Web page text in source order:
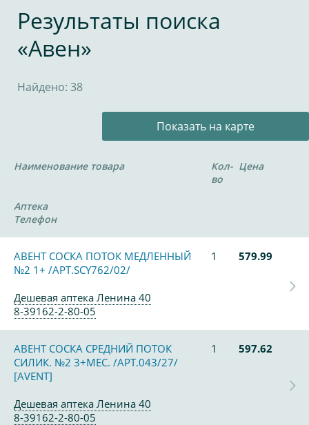
Результаты поиска
«Авен»
Найдено: 38
Показать на карте
Наименование товара
Кол-
во
Цена
Аптека
Телефон
АВЕНТ СОСКА ПОТОК МЕДЛЕННЫЙ
№2 1+ /АРТ.SCY762/02/
1 579.99
Дешевая аптека Ленина 40
8-39162-2-80-05
АВЕНТ СОСКА СРЕДНИЙ ПОТОК
СИЛИК. №2 3+МЕС. /АРТ.043/27/
[AVENT]
1 597.62
Дешевая аптека Ленина 40
8-39162-2-80-05